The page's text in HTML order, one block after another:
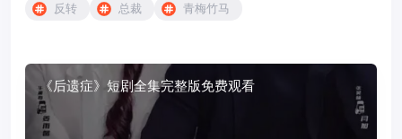
反转 总裁 青梅竹马
《后遗症》短剧全集完整版免费观看